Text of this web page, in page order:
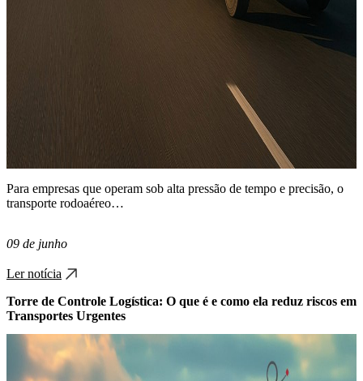
Para empresas que operam sob alta pressão de tempo e precisão, o
transporte rodoaéreo…
09 de junho
Ler notícia
Torre de Controle Logística: O que é e como ela reduz riscos em
Transportes Urgentes